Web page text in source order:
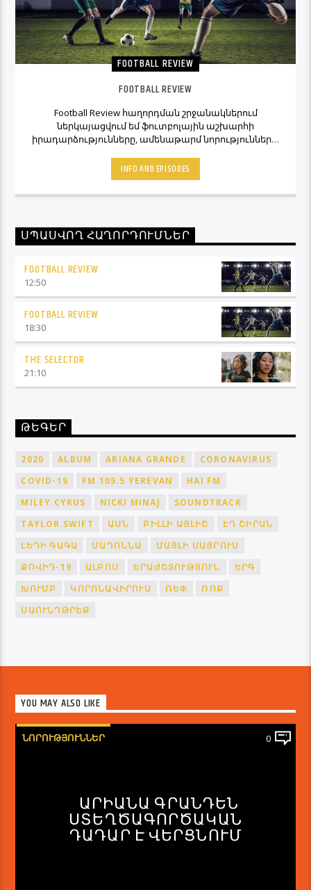
FOOTBALL REVIEW
FOOTBALL REVIEW
Football Review հաղորդման շրջանակներում
ներկայացվում եմ ֆուտբոլային աշխարհի
իրադարձությունները, ամենաթարմ նորությունները,
տեսակետները։ Հետևեք Լավագույնի եթերին եւ
Ֆուտբոլ Ռիվյու հաղորդաշարի միջոցով մշտապես
կլինեք ֆուտբոլային աշխարհի կիզակետում։
INFO AND EPISODES
ՍՊԱՍՎՈՂ ՀԱՂՈՐԴՈՒՄՆԵՐ
FOOTBALL REVIEW
12:50
FOOTBALL REVIEW
18:30
THE SELECTOR
21:10
ԹԵԳԵՐ
2020 ALBUM ARIANA GRANDE
CORONAVIRUS
COVID-19
FM 105.5 YEREVAN
HAI FM
MILEY CYRUS
NICKI MINAJ
SOUNDTRACK
TAYLOR SWIFT
ԱՄՆ ԲԻԼԼԻ ԱՅԼԻՇ
ԷԴ ՇԻՐԱՆ
ԼԵԴԻ ԳԱԳԱ
ՄԱԴՈՆՆԱ
ՄԱՅԼԻ ՍԱՅՐՈՒՍ
ՔՈՎԻԴ-19
ԱԼԲՈՄ ԵՐԱԺՇՏՈՒԹՅՈՒՆ
ԵՐԳ
ԽՈՒՄԲ
ԿՈՐՈՆԱՎԻՐՈՒՍ ՌԵՓ
ՌՈՔ
ՍԱՈՒՆԴԹՐԵՔ
YOU MAY ALSO LIKE
ՆՈՐՈՒԹՅՈՒՆՆԵՐ 0
ԱՐԻԱՆԱ ԳՐԱՆԴԵՆ
ՍՏԵՂԾԱԳՈՐԾԱԿԱՆ
ԴԱԴԱՐ Է ՎԵՐՑՆՈՒՄ